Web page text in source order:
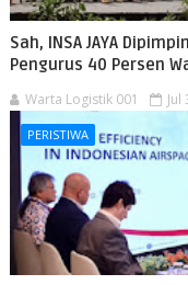
Sah, INSA JAYA
Pengurus 40 Persen
Warta Logistik 001 Jul
PERISTIWA